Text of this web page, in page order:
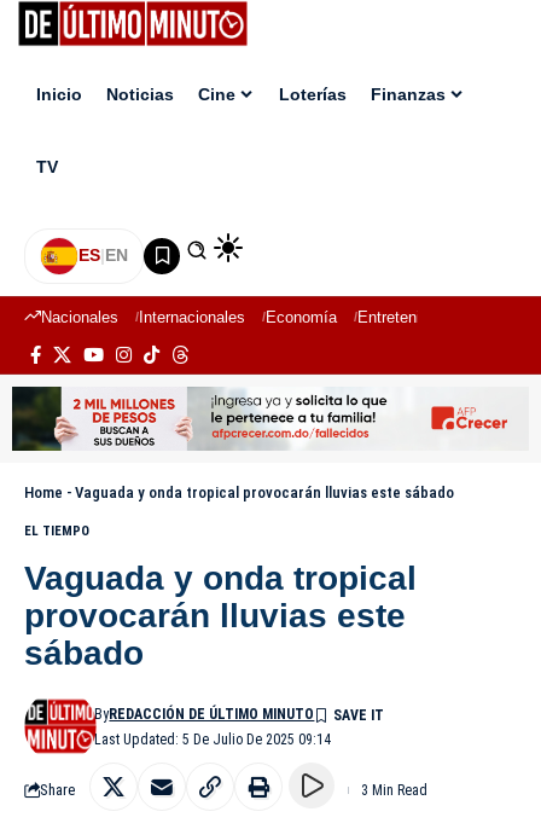
Inicio Noticias Cine Loterías Finanzas
TV
ES|EN
Nacionales Internacionales Economía Entretenimiento
Home - Vaguada y onda tropical provocarán lluvias este sábado
EL TIEMPO
Vaguada y onda tropical
provocarán lluvias este
sábado
Last Updated: 5 De Julio De 2025 09:14
ByREDACCIÓN DE ÚLTIMO MINUTO
Share 3 Min Read